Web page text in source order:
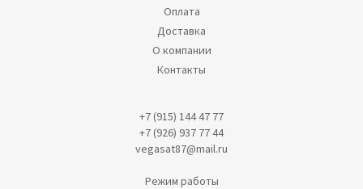
Оплата
Доставка
О компании
Контакты
+7 (915) 144 47 77
+7 (926) 937 77 44
vegasat87@mail.ru
Режим работы